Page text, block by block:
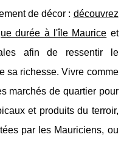
de décor : découvrez
durée à l'île Maurice et
afin de ressentir le
sa richesse. Vivre comme
marchés de quartier pour
et produits du terroir,
par les Mauriciens, ou